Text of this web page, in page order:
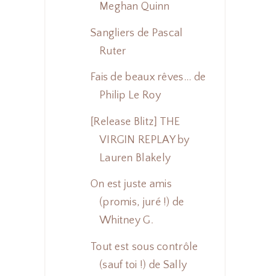
Meghan Quinn
Sangliers de Pascal
Ruter
Fais de beaux rêves... de
Philip Le Roy
[Release Blitz] THE
VIRGIN REPLAY by
Lauren Blakely
On est juste amis
(promis, juré !) de
Whitney G.
Tout est sous contrôle
(sauf toi !) de Sally